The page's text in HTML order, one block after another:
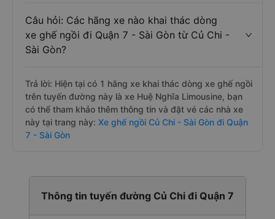
Câu hỏi: Các hãng xe nào khai thác dòng
xe ghế ngồi đi Quận 7 - Sài Gòn từ Củ Chi -
Sài Gòn?
Trả lời: Hiện tại có 1 hãng xe khai thác dòng xe ghế ngồi
trên tuyến đường này là xe Huệ Nghĩa Limousine, bạn
có thể tham khảo thêm thông tin và đặt vé các nhà xe
này tại trang này: Xe ghế ngồi Củ Chi - Sài Gòn đi Quận
7 - Sài Gòn
Thông tin tuyến đường Củ Chi đi Quận 7